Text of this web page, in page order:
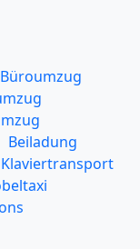
Büroumzug
Beiladung
Klaviertransport